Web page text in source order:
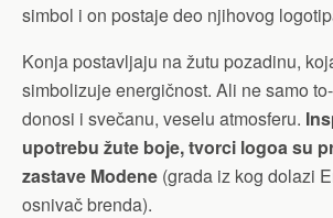
simbol i on postaje deo njihovog
Konja postavljaju na žutu pozadinu,
simbolizuje energičnost. Ali ne samo
donosi i svečanu, veselu atmosferu.
upotrebu žute boje, tvorci logoa su
zastave Modene (grada iz kog dolazi
osnivač brenda).